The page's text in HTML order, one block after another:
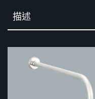
描述